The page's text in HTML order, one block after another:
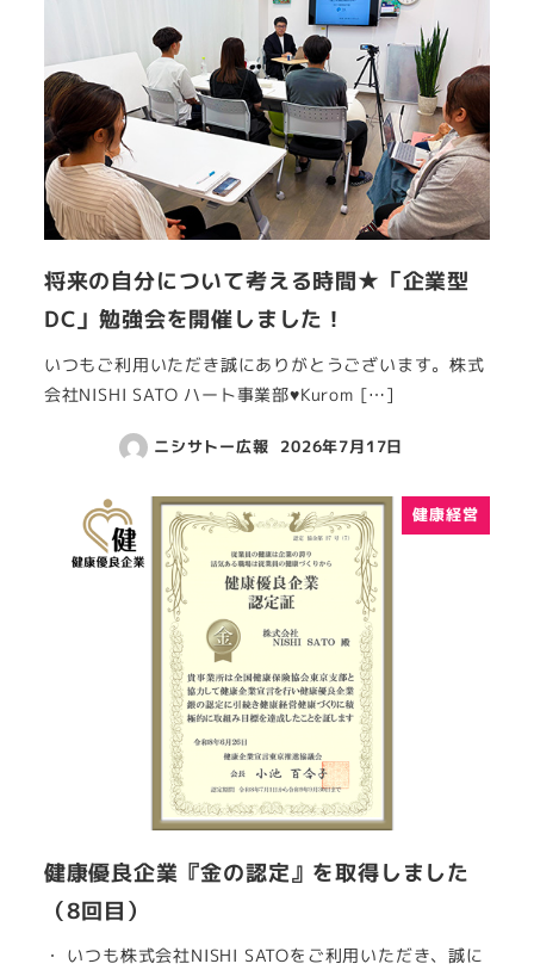
将来の自分について考える時間★「企業型
DC」勉強会を開催しました！
いつもご利用いただき誠にありがとうございます。株式
会社NISHI SATO ハート事業部♥Kurom […]
ニシサトー広報 2026年7月17日
健康経営
健康優良企業『金の認定』を取得しました
（8回目）
・ いつも株式会社NISHI SATOをご利用いただき、誠に